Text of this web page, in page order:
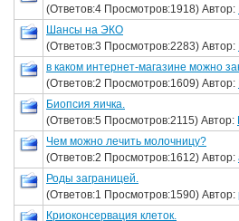
(Ответов:4 Просмотров:1918) Автор:
Шансы на ЭКО
(Ответов:3 Просмотров:2283) Автор:
в каком интернет-магазине можно
(Ответов:2 Просмотров:1609) Автор:
Биопсия яичка.
(Ответов:5 Просмотров:2115) Автор:
Чем можно лечить молочницу?
(Ответов:2 Просмотров:1612) Автор:
Роды заграницей.
(Ответов:1 Просмотров:1590) Автор:
Криоконсервация клеток.